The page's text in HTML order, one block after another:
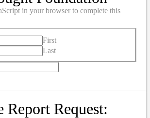
in your browser to complete this
First
Last
Report Request: